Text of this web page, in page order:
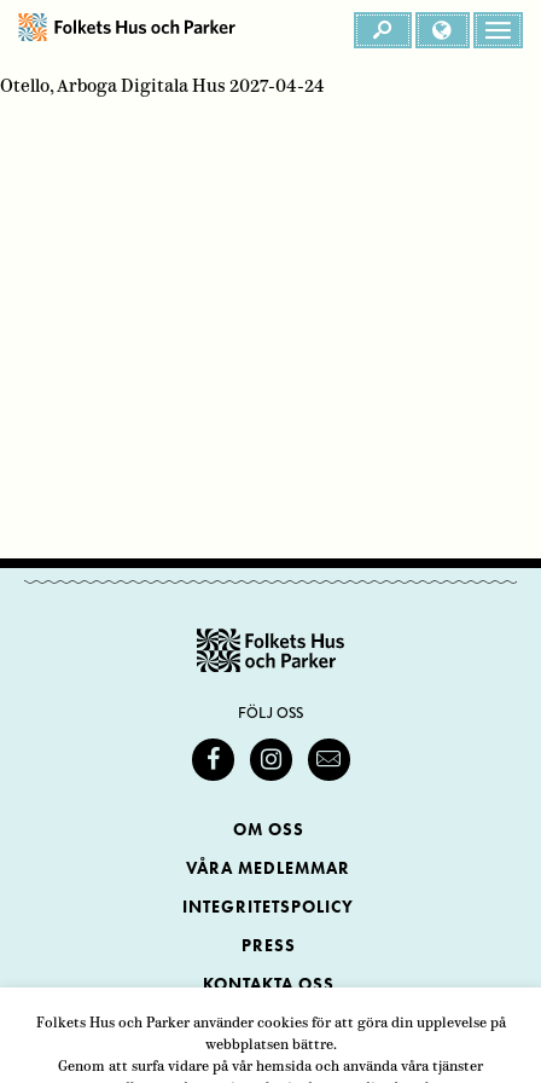
Folkets Hus och Parker använder cookies för att göra din upplevelse på
webbplatsen bättre.
Genom att surfa vidare på vår hemsida och använda våra tjänster
Otello, Arboga Digitala Hus 2027-04-24
FÖLJ OSS
OM OSS
VÅRA MEDLEMMAR
INTEGRITETSPOLICY
PRESS
KONTAKTA OSS
Folkets Hus och Parker